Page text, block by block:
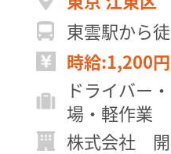
東雲駅から
時給:1,200
ドライバー
場・軽作業
株式会社